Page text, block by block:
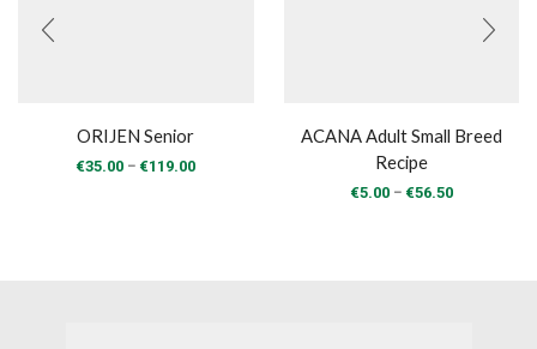
ORIJEN Senior
€35.00 – €119.00Price
ACANA Adult Small Breed
Recipe
€5.00 – €56.50Price